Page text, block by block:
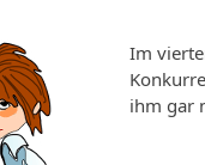
Im
ihm gar